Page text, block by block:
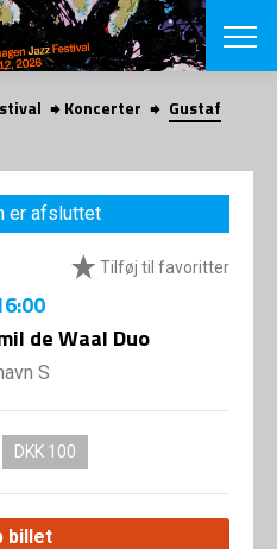
SØG
English
VÆLG
VINTERJAZZ
Temaer
LOCATIONS
Om fonden
SHOP
Koncerter
Gustaf
er afsluttet
Tilføj til favoritter
de Waal Duo
S
DKK 100
billet